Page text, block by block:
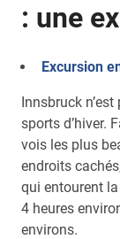
: une
Excursion
Innsbruck
sports d’hiver.
vois les plus
endroits
qui entourent
4 heures
environs.